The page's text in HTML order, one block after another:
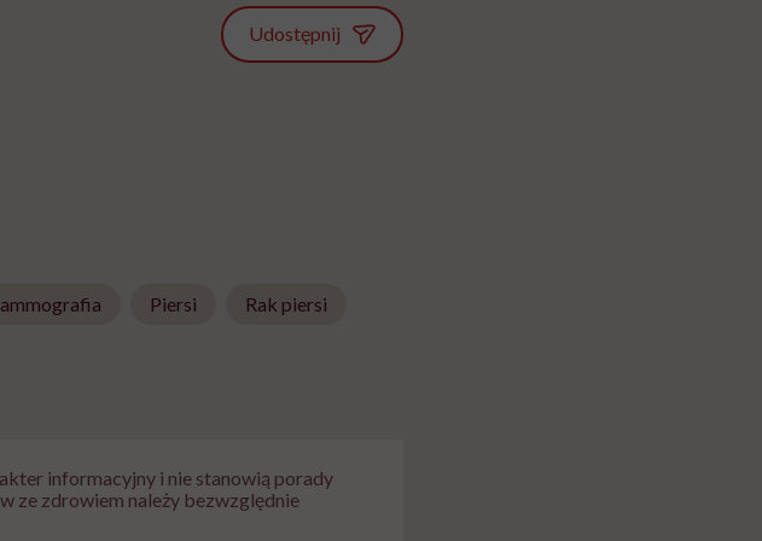
Udostępnij
Piersi Rak piersi
informacyjny i nie stanowią porady
ze zdrowiem należy bezwzględnie